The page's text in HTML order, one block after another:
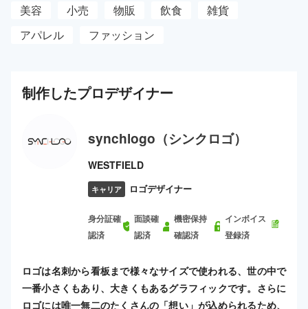
美容 小売 物販 飲食
雑貨
アパレル
ファッション
制作したプロデザイナー
synchlogo（シンクロゴ）
WESTFIELD
キャリア ロゴデザイナー
身分証確
認済
面談確
認済
機密保持
確認済
インボイス
登録済
ロゴは名刺から看板まで様々なサイズで使われる、世の中で
一番小さくもあり、大きくもあるグラフィックです。さらに
ロゴには唯一無二のたくさんの「想い」が込められるため、